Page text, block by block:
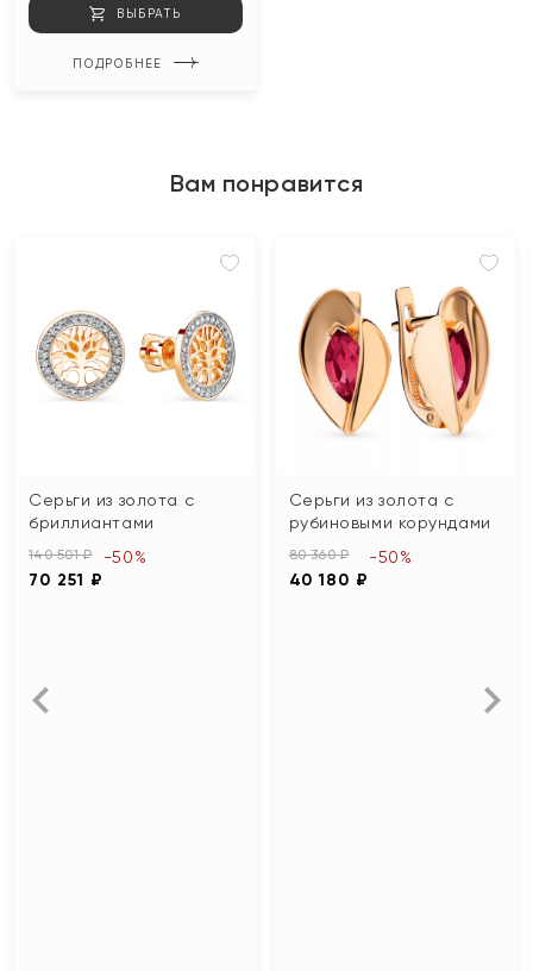
ВЫБРАТЬ
ПОДРОБНЕЕ
Вам понравится
Серьги из золота с
бриллиантами
140 501 ₽
70 251 ₽
-50%
Серьги из золота с
рубиновыми корундами
80 360 ₽
40 180 ₽
-50%